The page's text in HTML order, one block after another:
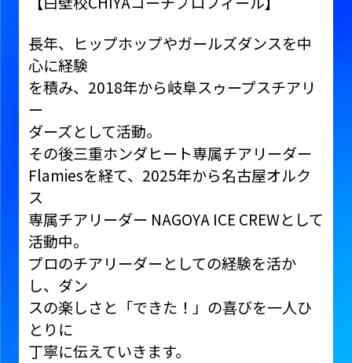
長年、ヒップホップやガールズダンスを中
心に経験
を積み、2018年から岐阜スゥープスチアリ
ー
ダーズとして活動。
その後三重ホンダヒート専属チアリーダー
Flamiesを経て、2025年から名古屋オルク
ス
専属チアリーダー NAGOYA ICE CREWとして
活動中。
プロのチアリーダーとしての経験を活か
し、ダン
スの楽しさと「できた！」の喜びを一人ひ
とりに
丁寧に伝えていきます。